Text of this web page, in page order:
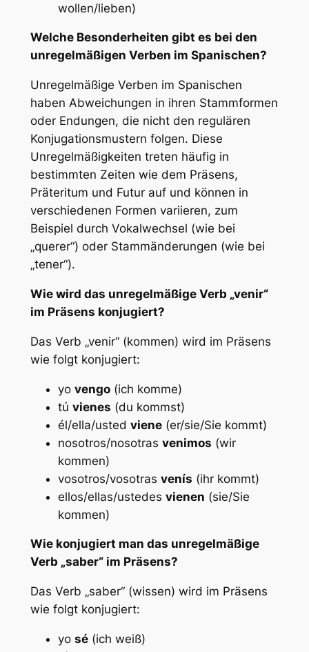
wollen/lieben)
Welche Besonderheiten gibt es bei den
unregelmäßigen Verben im Spanischen?
Unregelmäßige Verben im Spanischen
haben Abweichungen in ihren Stammformen
oder Endungen, die nicht den regulären
Konjugationsmustern folgen. Diese
Unregelmäßigkeiten treten häufig in
bestimmten Zeiten wie dem Präsens,
Präteritum und Futur auf und können in
verschiedenen Formen variieren, zum
Beispiel durch Vokalwechsel (wie bei
„querer“) oder Stammänderungen (wie bei
„tener“).
Wie wird das unregelmäßige Verb „venir“
im Präsens konjugiert?
Das Verb „venir“ (kommen) wird im Präsens
wie folgt konjugiert:
yo vengo(ich komme)
tú vienes (du kommst)
él/ella/usted viene(er/sie/Sie kommt)
nosotros/nosotras venimos (wir
kommen)
vosotros/vosotras venís (ihr kommt)
ellos/ellas/ustedes vienen (sie/Sie
kommen)
Wie konjugiert man das unregelmäßige
Verb „saber“ im Präsens?
Das Verb „saber“ (wissen) wird im Präsens
wie folgt konjugiert:
yo sé(ich weiß)